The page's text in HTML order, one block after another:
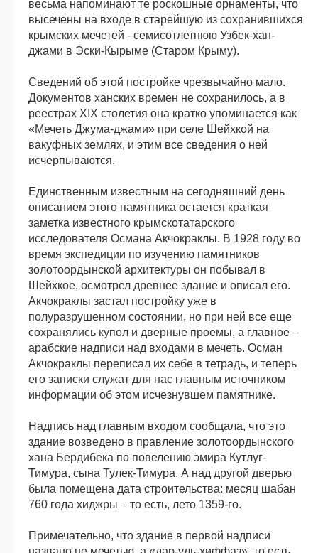
весьма напоминают те роскошные орнаменты, что
высечены на входе в старейшую из сохранившихся
крымских мечетей - семисотлетнюю Узбек-хан-
джами в Эски-Кырыме (Старом Крыму).
Сведений об этой постройке чрезвычайно мало.
Документов ханских времен не сохранилось, а в
реестрах XIX столетия она кратко упоминается как
«Мечеть Джума-джами» при селе Шейхкой на
вакуфных землях, и этим все сведения о ней
исчерпываются.
Единственным известным на сегодняшний день
описанием этого памятника остается краткая
заметка известного крымскотатарского
исследователя Османа Акчокраклы. В 1928 году во
время экспедиции по изучению памятников
золотоордынской архитектуры он побывал в
Шейхкое, осмотрел древнее здание и описал его.
Акчокраклы застал постройку уже в
полуразрушенном состоянии, но при ней все еще
сохранялись купол и дверные проемы, а главное –
арабские надписи над входами в мечеть. Осман
Акчокраклы переписал их себе в тетрадь, и теперь
его записки служат для нас главным источником
информации об этом исчезнувшем памятнике.
Надпись над главным входом сообщала, что это
здание возведено в правление золотоордынского
хана Бердибека по повелению эмира Кутлуг-
Тимура, сына Тулек-Тимура. А над другой дверью
была помещена дата строительства: месяц шабан
760 года хиджры – то есть, лето 1359-го.
Примечательно, что здание в первой надписи